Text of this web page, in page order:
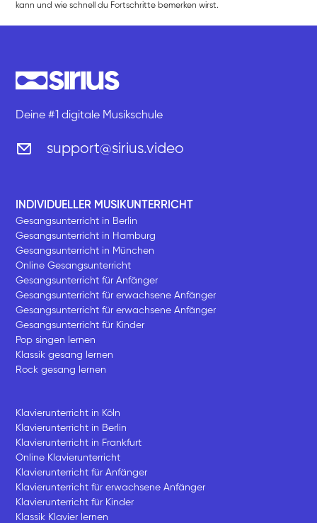
kann und wie schnell du Fortschritte bemerken wirst.
Deine #1 digitale Musikschule
support@sirius.video
INDIVIDUELLER MUSIKUNTERRICHT
Gesangsunterricht in Berlin
Gesangsunterricht in Hamburg
Gesangsunterricht in München
Online Gesangsunterricht
Gesangsunterricht für Anfänger
Gesangsunterricht für erwachsene Anfänger
Gesangsunterricht für erwachsene Anfänger
Gesangsunterricht für Kinder
Pop singen lernen
Klassik gesang lernen
Rock gesang lernen
Klavierunterricht in Köln
Klavierunterricht in Berlin
Klavierunterricht in Frankfurt
Online Klavierunterricht
Klavierunterricht für Anfänger
Klavierunterricht für erwachsene Anfänger
Klavierunterricht für Kinder
Klassik Klavier lernen